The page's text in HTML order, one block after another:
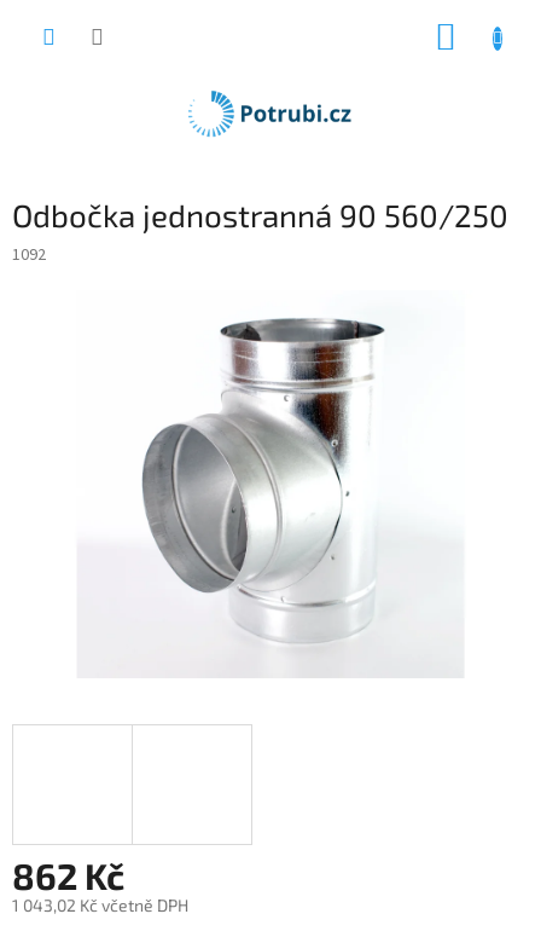
Odbočka jednostranná 90 560/250
1092
862 Kč
1 043,02 Kč včetně DPH